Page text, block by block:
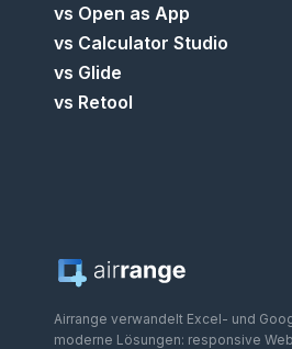
vs Open as App
vs Calculator Studio
vs Glide
vs Retool
Airrange verwandelt Excel- und
moderne Lösungen: responsive